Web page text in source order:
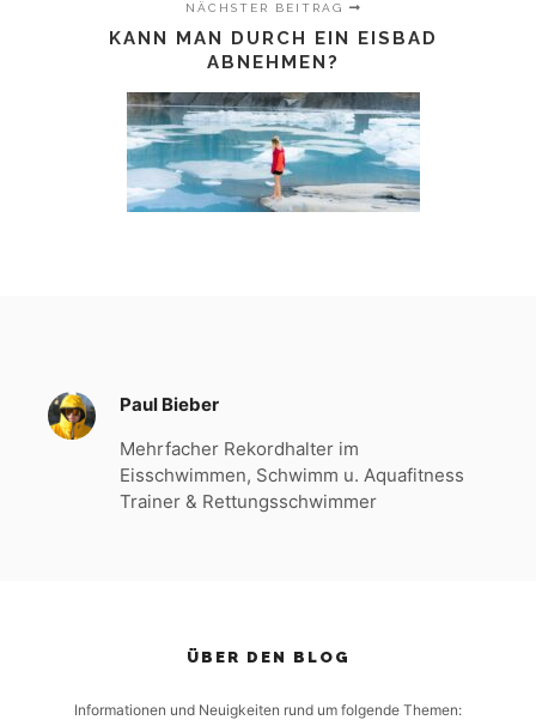
NÄCHSTER BEITRAG
KANN MAN DURCH EIN EISBAD
ABNEHMEN?
Paul Bieber
Mehrfacher Rekordhalter im
Eisschwimmen, Schwimm u. Aquafitness
Trainer & Rettungsschwimmer
ÜBER DEN BLOG
Informationen und Neuigkeiten rund um folgende Themen: